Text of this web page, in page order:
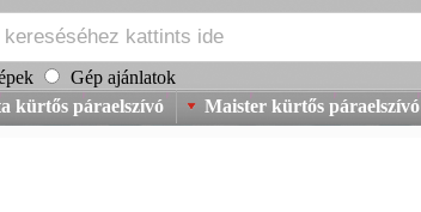
Gép ajánlatok
kürtős páraelszívó Maister kürtős páraelszívó